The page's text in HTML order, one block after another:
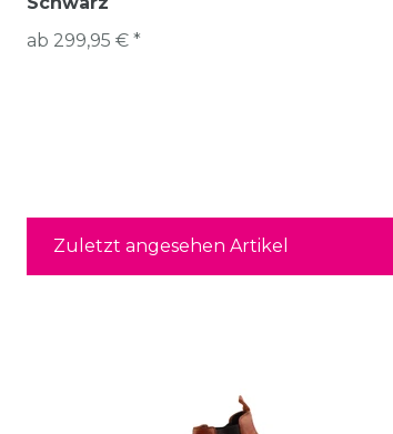
ab 299,95 € *
Zuletzt angesehen Artikel